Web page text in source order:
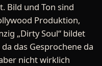
Bild und Ton sind
Produktion,
„Dirty Soul“ bildet
das Gesprochene da
nicht wirklich